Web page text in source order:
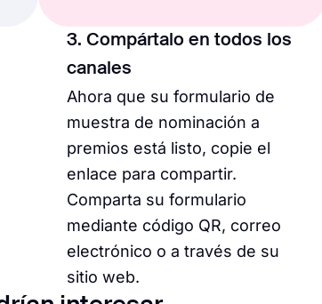
3. Compártalo en todos los
canales
Ahora que su formulario de
muestra de nominación a
premios está listo, copie el
enlace para compartir.
Comparta su formulario
mediante código QR, correo
electrónico o a través de su
sitio web.